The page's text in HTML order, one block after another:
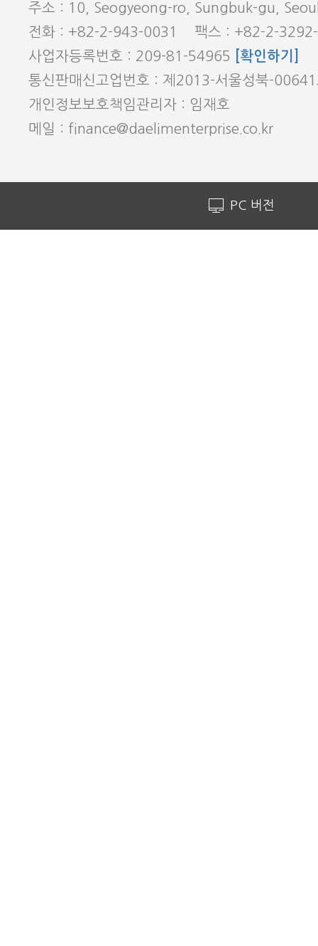
주소 : 10, Seogyeong-ro, Sungbuk-gu,
전화 : +82-2-943-0031 팩스 : +82-2-
사업자등록번호 : 209-81-54965
[확인하기]
통신판매신고업번호 : 제2013-서울성북-
개인정보보호책임관리자 : 임재호
메일 : finance@daelimenterprise.co.kr
PC 버전